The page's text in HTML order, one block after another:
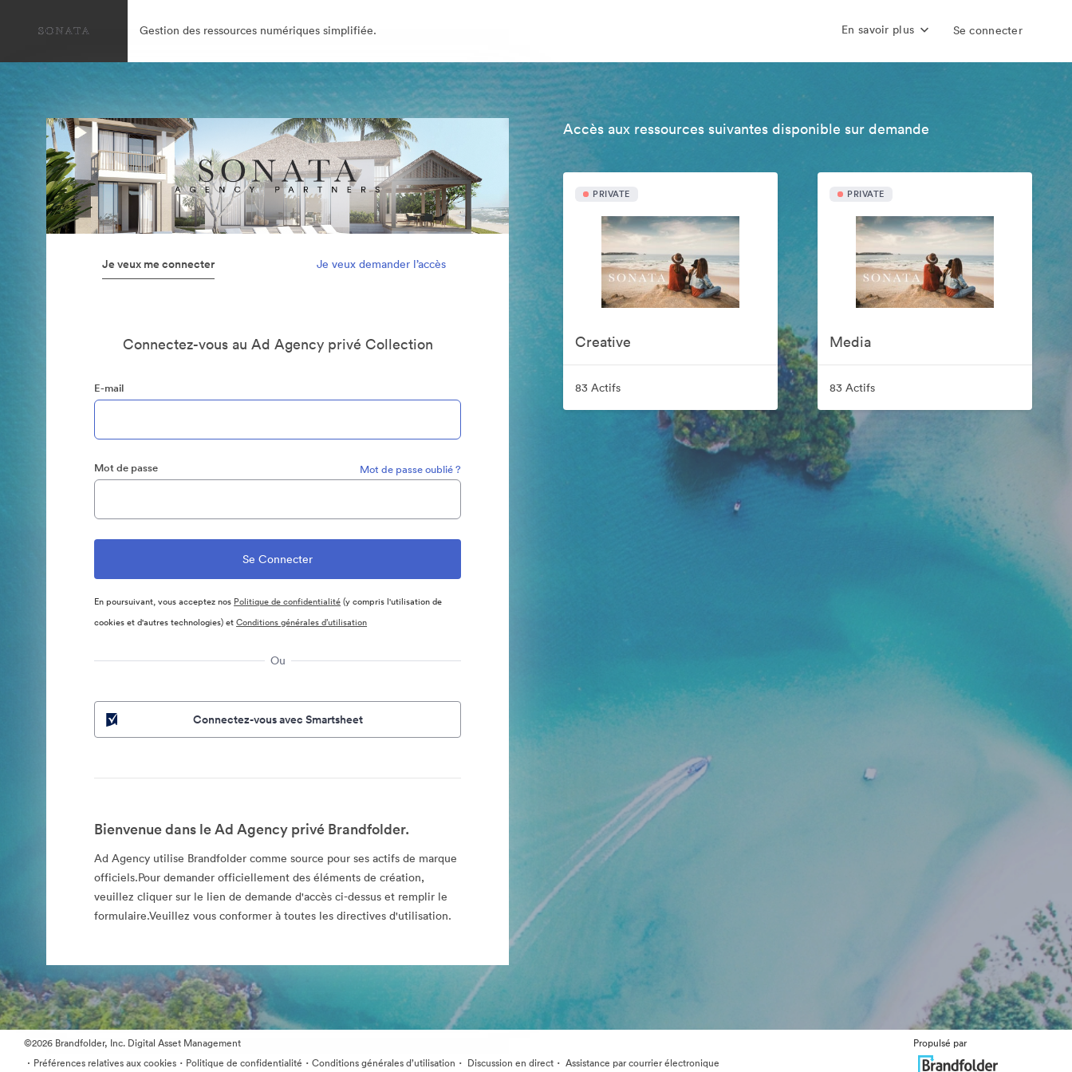
Gestion des ressources numériques simplifiée. En savoir plus Se connecter
Je veux me connecter Je veux demander l’accès
Connectez-vous au Ad Agency privé Collection
E-mail
Mot de passe Mot de passe oublié ?
En poursuivant, vous acceptez nos Politique de confidentialité(y compris l'utilisation de
cookies et d'autres technologies) etConditions générales d’utilisation
Ou
Connectez-vous avec Smartsheet
Bienvenue dans le Ad Agency privé Brandfolder.
Ad Agency utilise Brandfolder comme source pour ses actifs de marque
officiels.Pour demander officiellement des éléments de création,
veuillez cliquer sur le lien de demande d'accès ci-dessus et remplir le
formulaire.Veuillez vous conformer à toutes les directives d'utilisation.
Accès aux ressources suivantes disponible sur demande
PRIVATE
Creative
83 Actifs
PRIVATE
Media
83 Actifs
©2026 Brandfolder, Inc. Digital Asset Management
· Préférences relatives aux cookies · Politique de confidentialité · Conditions générales d’utilisation · Discussion en direct · Assistance par courrier électronique
Propulsé par